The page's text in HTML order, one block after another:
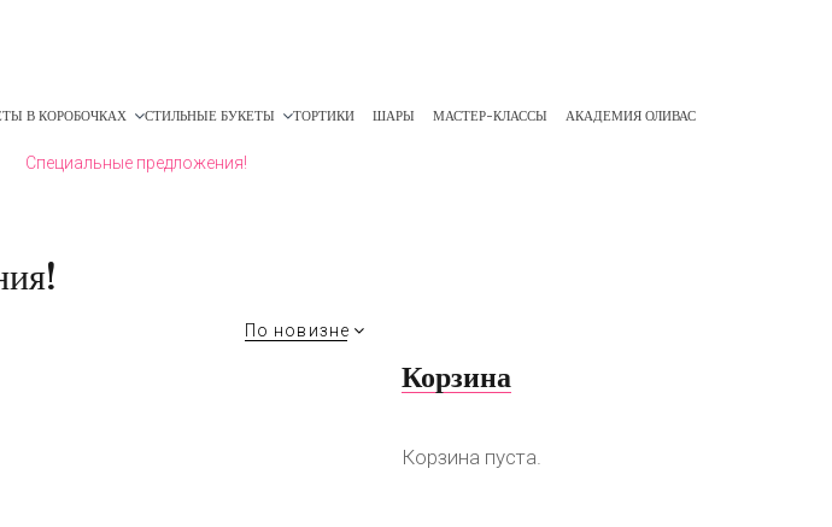
В КОРОБОЧКАХ СТИЛЬНЫЕ БУКЕТЫ ТОРТИКИ ШАРЫ МАСТЕР-КЛАССЫ АКАДЕМИЯ ОЛИВАС
Специальные предложения!
По новизне
Корзина
Корзина пуста.